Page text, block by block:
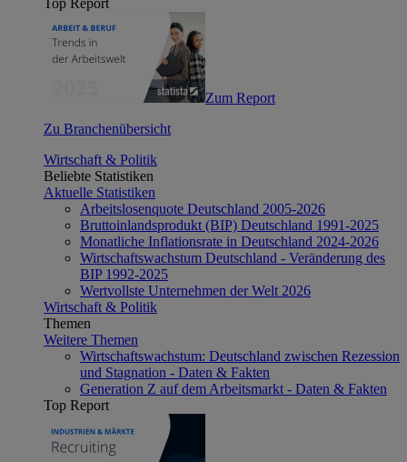
Zum Report
Zu Branchenübersicht
Wirtschaft & Politik
Beliebte Statistiken
Aktuelle Statistiken
Arbeitslosenquote Deutschland 2005-2026
Bruttoinlandsprodukt (BIP) Deutschland 1991-2025
Monatliche Inflationsrate in Deutschland 2024-2026
Wirtschaftswachstum Deutschland - Veränderung des
BIP 1992-2025
Wertvollste Unternehmen der Welt 2026
Wirtschaft & Politik
Themen
Weitere Themen
Wirtschaftswachstum: Deutschland zwischen Rezession
und Stagnation - Daten & Fakten
Generation Z auf dem Arbeitsmarkt - Daten & Fakten
Top Report